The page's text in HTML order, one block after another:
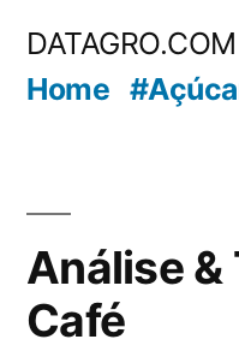
DATAGRO.COM
Home
Análise &
Café